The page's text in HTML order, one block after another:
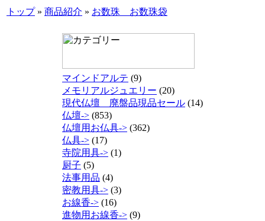
トップ» 商品紹介 » お数珠 お数珠袋
マインドアルテ (9)
メモリアルジュエリー (20)
現代仏壇 廃盤品現品セール (14)
仏壇-> (853)
仏壇用お仏具-> (362)
仏具-> (17)
寺院用具-> (1)
厨子 (5)
法事用品 (4)
密教用具-> (3)
お線香-> (16)
進物用お線香-> (9)